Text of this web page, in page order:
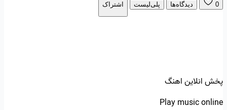
0 دیدگاه‌ها پلی‌لیست اشتراک
پخش انلاین اهنگ
Play music online